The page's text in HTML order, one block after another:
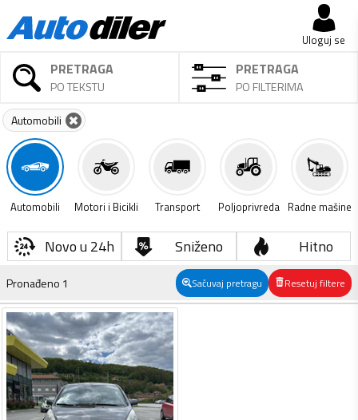
Uloguj se
PRETRAGA
PO TEKSTU
PRETRAGA
PO FILTERIMA
Automobili
Automobili Motori i Bicikli Transport Poljoprivreda Radne mašine
Novo u 24h Sniženo Hitno
Pronađeno 1 Sačuvaj pretragu Resetuj filtere